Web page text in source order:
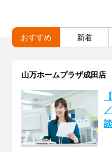
おすすめ 新着
山万ホームプラザ成田店